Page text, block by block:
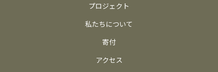
プロジェクト
私たちについて
寄付
アクセス